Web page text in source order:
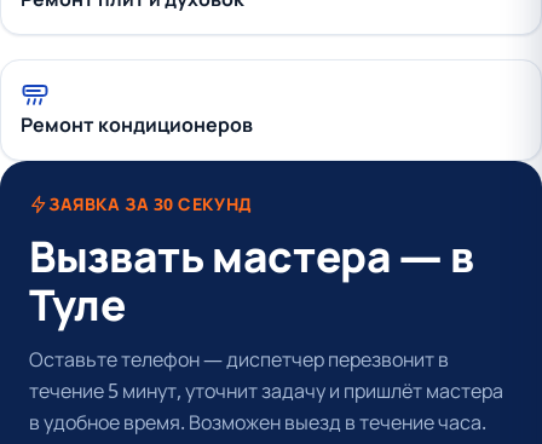
Ремонт кондиционеров
ЗАЯВКА ЗА 30 СЕКУНД
Вызвать мастера — в
Туле
Оставьте телефон — диспетчер перезвонит в
течение 5 минут, уточнит задачу и пришлёт мастера
в удобное время. Возможен выезд в течение часа.